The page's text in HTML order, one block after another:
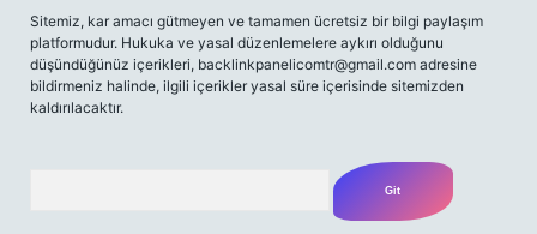
Sitemiz, kar amacı gütmeyen ve tamamen ücretsiz bir bilgi paylaşım
platformudur. Hukuka ve yasal düzenlemelere aykırı olduğunu
düşündüğünüz içerikleri, backlinkpanelicomtr@gmail.com adresine
bildirmeniz halinde, ilgili içerikler yasal süre içerisinde sitemizden
kaldırılacaktır.